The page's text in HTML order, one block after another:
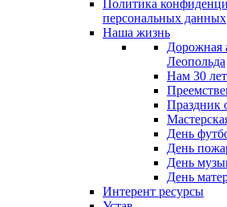
Политика
персональных данных
Наша жизнь
Дорожная
Леопольда
Нам 30 лет
Праздник
День
День
День
День
Интерент ресурсы